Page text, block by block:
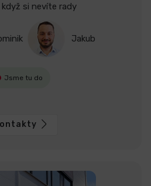
si nevíte rady
Jakub
Jsme tu do